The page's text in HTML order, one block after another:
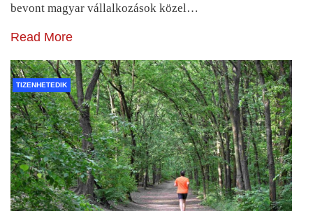
bevont magyar vállalkozások közel…
Read More
TIZENHETEDIK